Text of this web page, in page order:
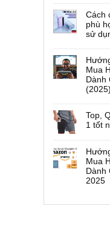
Cách
phù
sử
Mua
Dành
(2025)
Top,
1 tốt
Mua
Dành
2025